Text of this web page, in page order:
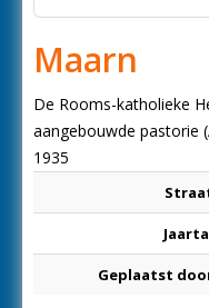
Maarn
De Rooms-katholieke
aangebouwde pastorie
1935
Geplaatst